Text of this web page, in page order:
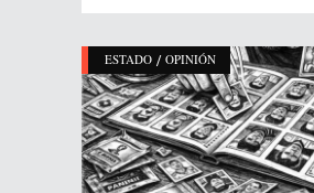
ESTADO / OPINIÓN